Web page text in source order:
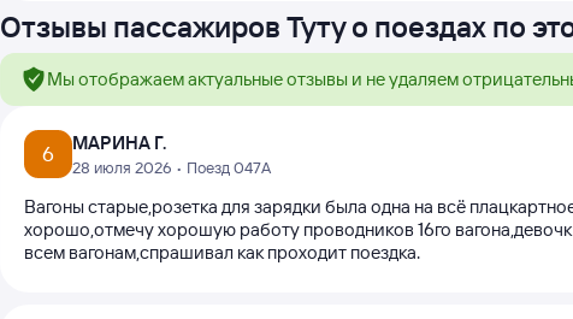
Отзывы пассажиров Туту о поездах по
Мы отображаем актуальные отзывы и не удаляем
6 МАРИНА Г.
28 июля 2026 • Поезд 047А
Вагоны старые,розетка для зарядки была одна на всё
хорошо,отмечу хорошую работу проводников 16го
всем вагонам,спрашивал как проходит поездка.